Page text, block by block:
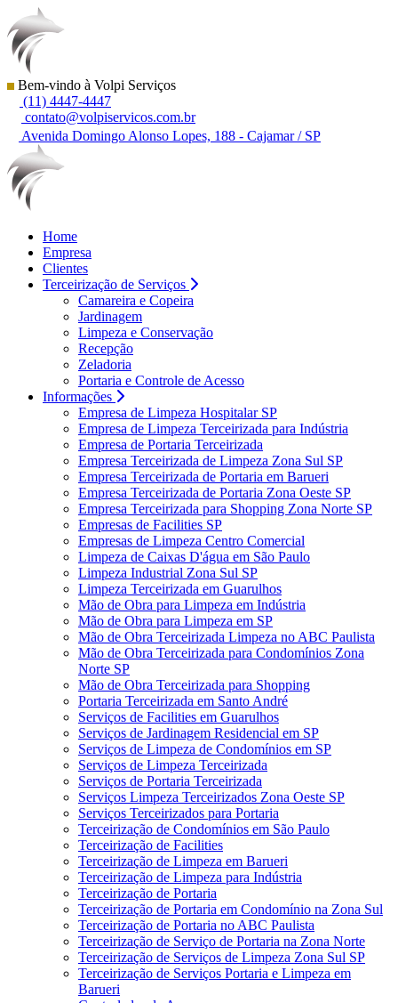
Bem-vindo à Volpi Serviços
(11) 4447-4447
contato@volpiservicos.com.br
Avenida Domingo Alonso Lopes, 188 - Cajamar / SP
Home
Empresa
Clientes
Terceirização de Serviços
Camareira e Copeira
Jardinagem
Limpeza e Conservação
Recepção
Zeladoria
Portaria e Controle de Acesso
Informações
Empresa de Limpeza Hospitalar SP
Empresa de Limpeza Terceirizada para Indústria
Empresa de Portaria Terceirizada
Empresa Terceirizada de Limpeza Zona Sul SP
Empresa Terceirizada de Portaria em Barueri
Empresa Terceirizada de Portaria Zona Oeste SP
Empresa Terceirizada para Shopping Zona Norte SP
Empresas de Facilities SP
Empresas de Limpeza Centro Comercial
Limpeza de Caixas D'água em São Paulo
Limpeza Industrial Zona Sul SP
Limpeza Terceirizada em Guarulhos
Mão de Obra para Limpeza em Indústria
Mão de Obra para Limpeza em SP
Mão de Obra Terceirizada Limpeza no ABC Paulista
Mão de Obra Terceirizada para Condomínios Zona
Norte SP
Mão de Obra Terceirizada para Shopping
Portaria Terceirizada em Santo André
Serviços de Facilities em Guarulhos
Serviços de Jardinagem Residencial em SP
Serviços de Limpeza de Condomínios em SP
Serviços de Limpeza Terceirizada
Serviços de Portaria Terceirizada
Serviços Limpeza Terceirizados Zona Oeste SP
Serviços Terceirizados para Portaria
Terceirização de Condomínios em São Paulo
Terceirização de Facilities
Terceirização de Limpeza em Barueri
Terceirização de Limpeza para Indústria
Terceirização de Portaria
Terceirização de Portaria em Condomínio na Zona Sul
Terceirização de Portaria no ABC Paulista
Terceirização de Serviço de Portaria na Zona Norte
Terceirização de Serviços de Limpeza Zona Sul SP
Terceirização de Serviços Portaria e Limpeza em
Barueri